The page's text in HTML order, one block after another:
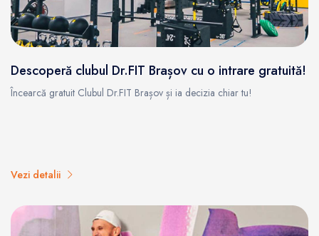
Descoperă clubul Dr.FIT Brașov cu o intrare gratuită!
Încearcă gratuit Clubul Dr.FIT Brașov și ia decizia chiar tu!
Vezi detalii